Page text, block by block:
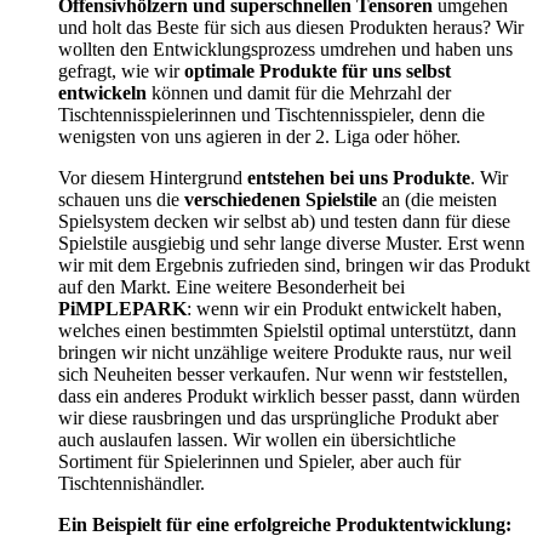
Offensivhölzern und superschnellen Tensoren umgehen
und holt das Beste für sich aus diesen Produkten heraus? Wir
wollten den Entwicklungsprozess umdrehen und haben uns
gefragt, wie wiroptimale Produkte für uns selbst
entwickeln können und damit für die Mehrzahl der
Tischtennisspielerinnen und Tischtennisspieler, denn die
wenigsten von uns agieren in der 2. Liga oder höher.
Vor diesem Hintergrund entstehen bei uns Produkte. Wir
schauen uns die verschiedenen Spielstile an (die meisten
Spielsystem decken wir selbst ab) und testen dann für diese
Spielstile ausgiebig und sehr lange diverse Muster. Erst wenn
wir mit dem Ergebnis zufrieden sind, bringen wir das Produkt
auf den Markt. Eine weitere Besonderheit bei
PiMPLEPARK: wenn wir ein Produkt entwickelt haben,
welches einen bestimmten Spielstil optimal unterstützt, dann
bringen wir nicht unzählige weitere Produkte raus, nur weil
sich Neuheiten besser verkaufen. Nur wenn wir feststellen,
dass ein anderes Produkt wirklich besser passt, dann würden
wir diese rausbringen und das ursprüngliche Produkt aber
auch auslaufen lassen. Wir wollen ein übersichtliche
Sortiment für Spielerinnen und Spieler, aber auch für
Tischtennishändler.
Ein Beispielt für eine erfolgreiche Produktentwicklung: